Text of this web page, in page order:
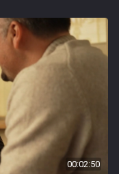
00:02:50